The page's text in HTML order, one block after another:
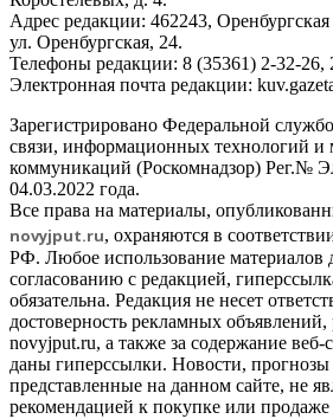
Адрес редакции: 462243,
ул. Оренбургская, 24.
Телефоны редакции: 8 (35361) 2-32-26,
Электронная почта редакции:
Зарегистрировано Федеральной
связи, информационных технологий и
коммуникаций (Роскомнадзор) Рег.№
04.03.2022 года.
Все права на материалы,
novyjput.ru, охраняются в
РФ. Любое использование материалов
согласованию с редакцией,
обязательна. Редакция не несет
достоверность рекламных
novyjput.ru, а также за содержание веб-
даны гиперссылки. Новости,
представленные на данном сайте, не
рекомендацией к покупке или